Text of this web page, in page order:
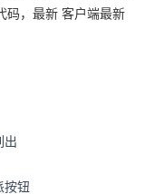
码，最新 客户端最新
出
按钮